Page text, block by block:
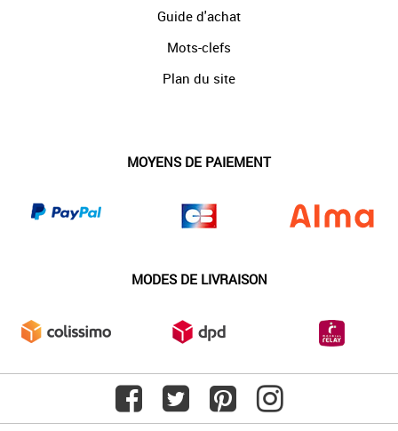
Guide d'achat
Mots-clefs
Plan du site
MOYENS DE PAIEMENT
MODES DE LIVRAISON